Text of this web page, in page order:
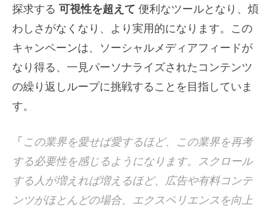
探求する 可視性を超えて 便利なツールとなり、煩
わしさがなくなり、より実用的になります。この
キャンペーンは、ソーシャルメディアフィードが
なり得る、一見パーソナライズされたコンテンツ
の繰り返しループに挑戦することを目指していま
す。
「この業界を愛せば愛するほど、この業界を再考
する必要性を感じるようになります。スクロール
する人が増えれば増えるほど、広告や有料コンテ
ンツがほとんどの場合、エクスペリエンスを向上